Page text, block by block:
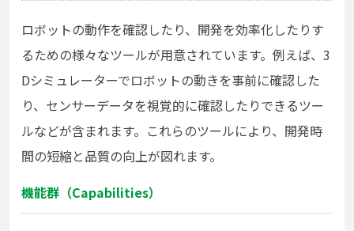
ロボットの動作を確認したり、開発を効率化したりす
るための様々なツールが用意されています。例えば、3
Dシミュレーターでロボットの動きを事前に確認した
り、センサーデータを視覚的に確認したりできるツー
ルなどが含まれます。これらのツールにより、開発時
間の短縮と品質の向上が図れます。
機能群（Capabilities）